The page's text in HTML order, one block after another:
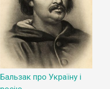
Бальзак про Україну і